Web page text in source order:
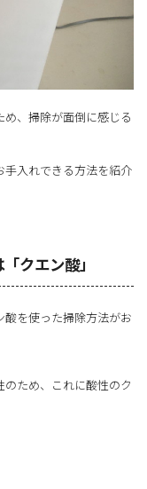
、掃除が面倒に感じる
手入れできる方法を紹介
クエン酸」
を使った掃除方法がお
ため、これに酸性のク